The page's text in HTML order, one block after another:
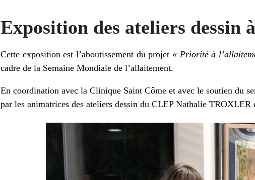
Exposition des ateliers dessin
Cette exposition est l’aboutissement du projet « Priorité à
cadre de la Semaine Mondiale de l’allaitement.
En coordination avec la Clinique Saint Côme et avec le soutien du
par les animatrices des ateliers dessin du CLEP Nathalie TROXLER